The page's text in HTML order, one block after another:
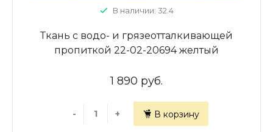
В наличии: 32.4
Ткань с водо- и грязеотталкивающей
пропиткой 22-02-20694 желтый
1 890 руб.
- + В корзину